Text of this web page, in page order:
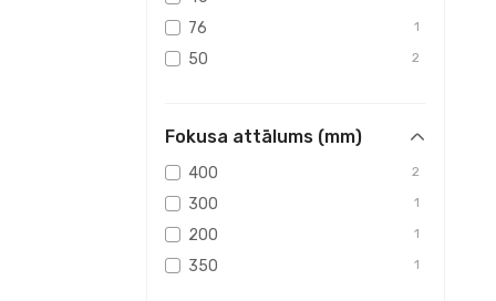
76 1
50 2
Fokusa attālums (mm)
400 2
300 1
200 1
350 1